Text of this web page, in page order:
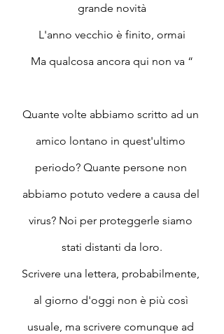
grande novità
L'anno vecchio è finito, ormai
Ma qualcosa ancora qui non va “
Quante volte abbiamo scritto ad un
amico lontano in quest'ultimo
periodo? Quante persone non
abbiamo potuto vedere a causa del
virus? Noi per proteggerle siamo
stati distanti da loro.
Scrivere una lettera, probabilmente,
al giorno d'oggi non è più così
usuale, ma scrivere comunque ad